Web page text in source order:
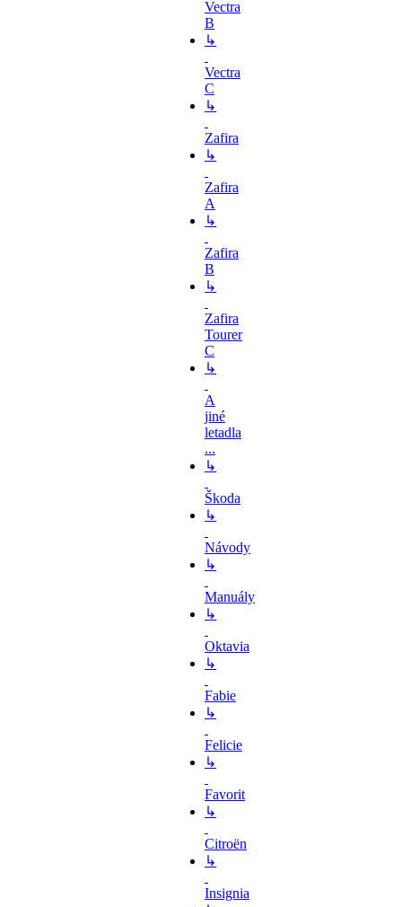
Vectra
B
↳
Vectra
C
↳
Zafira
↳
Zafira
A
↳
Zafira
B
↳
Zafira
Tourer
C
↳
A
jiné
letadla
...
↳
Škoda
↳
Návody
↳
Manuály
↳
Oktavia
↳
Fabie
↳
Felicie
↳
Favorit
↳
Citroën
↳
Insignia